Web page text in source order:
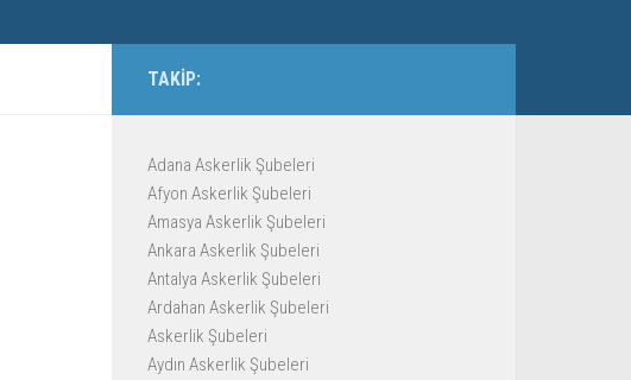
TAKIP:
Adana Askerlik Şubeleri
Afyon Askerlik Şubeleri
Amasya Askerlik Şubeleri
Ankara Askerlik Şubeleri
Antalya Askerlik Şubeleri
Ardahan Askerlik Şubeleri
Askerlik Şubeleri
Aydın Askerlik Şubeleri